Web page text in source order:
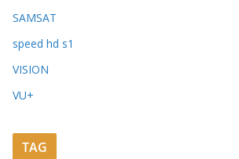
SAMSAT
speed hd s1
VISION
VU+
TAG